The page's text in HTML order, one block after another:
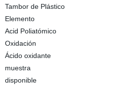
Tambor de Plástico
Elemento
Acid Poliatómico
Oxidación
Ácido oxidante
muestra
disponible